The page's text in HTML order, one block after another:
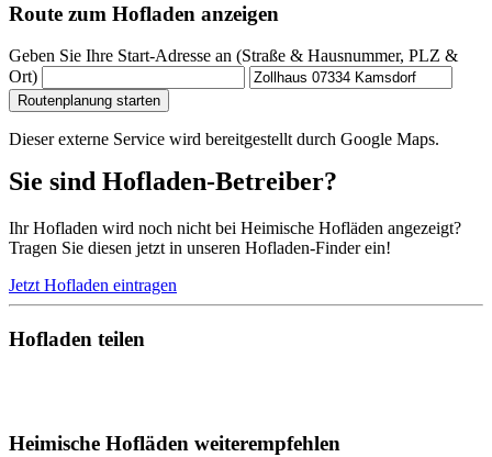
Route zum Hofladen anzeigen
Geben Sie Ihre Start-Adresse an (Straße & Hausnummer, PLZ &
Ort)
Routenplanung starten
Dieser externe Service wird bereitgestellt durch Google Maps.
Sie sind Hofladen-Betreiber?
Ihr Hofladen wird noch nicht bei Heimische Hofläden angezeigt?
Tragen Sie diesen jetzt in unseren Hofladen-Finder ein!
Jetzt Hofladen eintragen
Hofladen teilen
Heimische Hofläden weiterempfehlen